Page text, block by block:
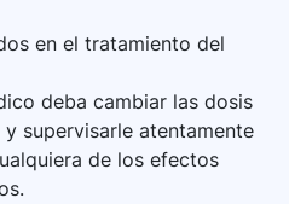
en el tratamiento del
deba cambiar las dosis
supervisarle atentamente
de los efectos